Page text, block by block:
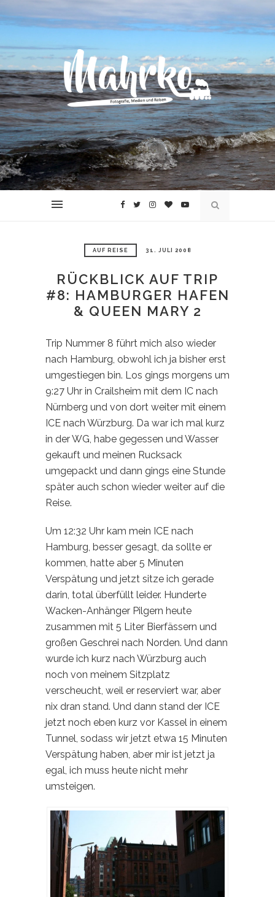
AUF REISE 31. JULI 2008
RÜCKBLICK AUF TRIP
#8: HAMBURGER HAFEN
& QUEEN MARY 2
Trip Nummer 8 führt mich also wieder
nach Hamburg, obwohl ich ja bisher erst
umgestiegen bin. Los gings morgens um
9:27 Uhr in Crailsheim mit dem IC nach
Nürnberg und von dort weiter mit einem
ICE nach Würzburg. Da war ich mal kurz
in der WG, habe gegessen und Wasser
gekauft und meinen Rucksack
umgepackt und dann gings eine Stunde
später auch schon wieder weiter auf die
Reise.
Um 12:32 Uhr kam mein ICE nach
Hamburg, besser gesagt, da sollte er
kommen, hatte aber 5 Minuten
Verspätung und jetzt sitze ich gerade
darin, total überfüllt leider. Hunderte
Wacken-Anhänger Pilgern heute
zusammen mit 5 Liter Bierfässern und
großen Geschrei nach Norden. Und dann
wurde ich kurz nach Würzburg auch
noch von meinem Sitzplatz
verscheucht, weil er reserviert war, aber
nix dran stand. Und dann stand der ICE
jetzt noch eben kurz vor Kassel in einem
Tunnel, sodass wir jetzt etwa 15 Minuten
Verspätung haben, aber mir ist jetzt ja
egal, ich muss heute nicht mehr
umsteigen.